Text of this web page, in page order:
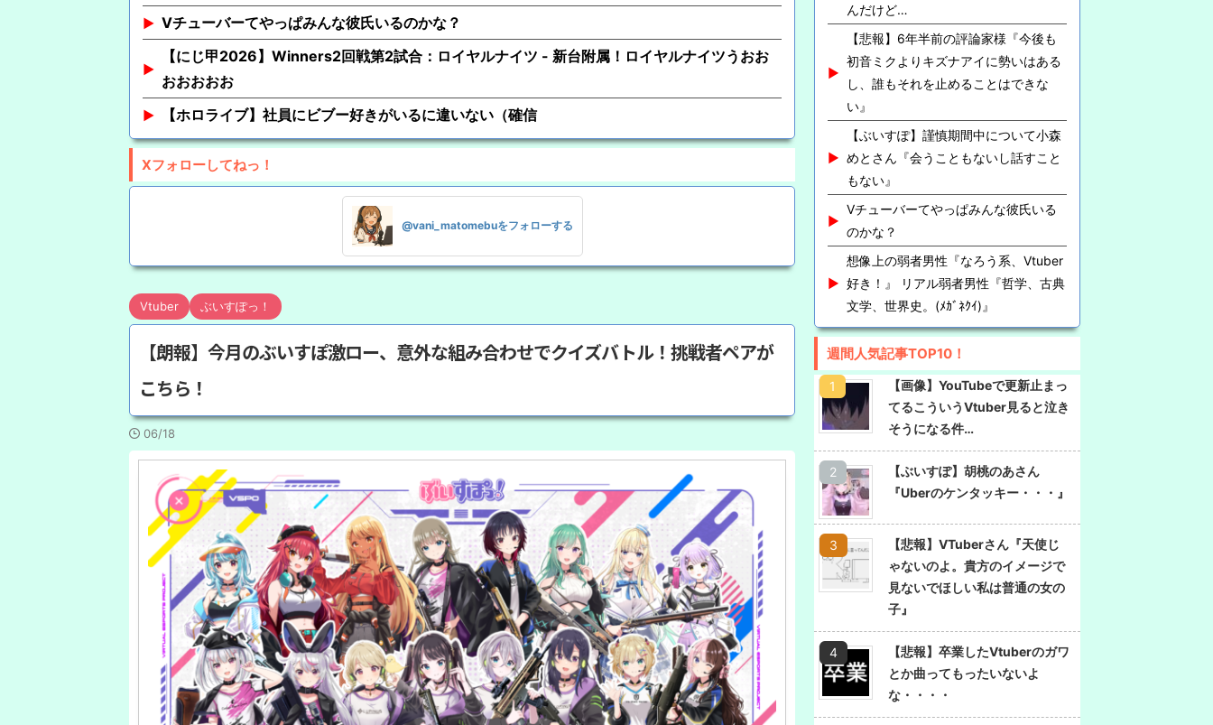
Vチューバーてやっぱみんな彼氏いるのかな？
【にじ甲2026】Winners2回戦第2試合：ロイヤルナイツ - 新台附属！ロイヤルナイツうおお
おおおおお
【ホロライブ】社員にビブー好きがいるに違いない（確信
Xフォローしてねっ！
@vani_matomebuをフォローする
Vtuber ぶいすぽっ！
【朗報】今月のぶいすぽ激ロー、意外な組み合わせでクイズバトル！挑戦者ペアが
こちら！
06/18
んだけど…
【悲報】6年半前の評論家様『今後も
初音ミクよりキズナアイに勢いはある
し、誰もそれを止めることはできな
い』
【ぶいすぽ】謹慎期間中について小森
めとさん『会うこともないし話すこと
もない』
Vチューバーてやっぱみんな彼氏いる
のかな？
想像上の弱者男性『なろう系、Vtuber
好き！』 リアル弱者男性『哲学、古典
文学、世界史。(ﾒｶﾞﾈｸｲ)』
週間人気記事TOP10！
【画像】YouTubeで更新止まっ
てるこういうVtuber見ると泣き
そうになる件…
【ぶいすぽ】胡桃のあさん
『Uberのケンタッキー・・・』
【悲報】VTuberさん『天使じ
ゃないのよ。貴方のイメージで
見ないでほしい私は普通の女の
子』
【悲報】卒業したVtuberのガワ
とか曲ってもったいないよ
な・・・・